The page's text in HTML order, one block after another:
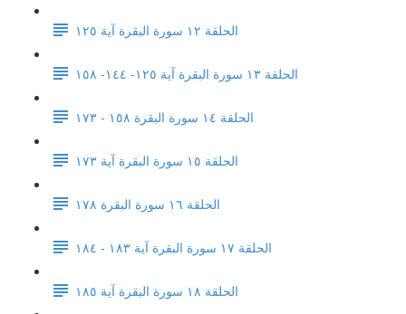
الحلقة ١٢ سورة البقرة آية ١٢٥
الحلقة ١٣ سورة البقرة آية ١٢٥- ١٤٤- ١٥٨
الحلقة ١٤ سورة البقرة ١٥٨ - ١٧٣
الحلقة ١٥ سورة البقرة آية ١٧٣
الحلقة ١٦ سورة البقرة ١٧٨
الحلقة ١٧ سورة البقرة آية ١٨٣ - ١٨٤
الحلقة ١٨ سورة البقرة آية ١٨٥